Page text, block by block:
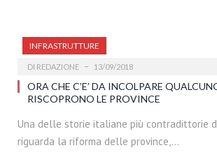
INFRASTRUTTURE
DI REDAZIONE 13/09/2018
ORA CHE C’E’ DA INCOLPARE
RISCOPRONO LE PROVINCE
Una delle storie italiane più contradittorie
riguarda la riforma delle province,…